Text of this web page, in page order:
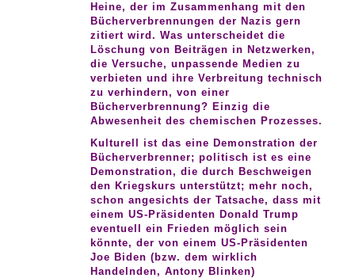
Heine, der im Zusammenhang mit den
Bücherverbrennungen der Nazis gern
zitiert wird. Was unterscheidet die
Löschung von Beiträgen in Netzwerken,
die Versuche, unpassende Medien zu
verbieten und ihre Verbreitung technisch
zu verhindern, von einer
Bücherverbrennung? Einzig die
Abwesenheit des chemischen Prozesses.
Kulturell ist das eine Demonstration der
Bücherverbrenner; politisch ist es eine
Demonstration, die durch Beschweigen
den Kriegskurs unterstützt; mehr noch,
schon angesichts der Tatsache, dass mit
einem US-Präsidenten Donald Trump
eventuell ein Frieden möglich sein
könnte, der von einem US-Präsidenten
Joe Biden (bzw. dem wirklich
Handelnden, Antony Blinken)